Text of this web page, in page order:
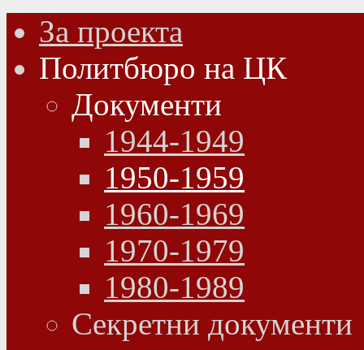
За проекта
Политбюро на ЦК
Документи
1944-1949
1950-1959
1960-1969
1970-1979
1980-1989
Секретни документи